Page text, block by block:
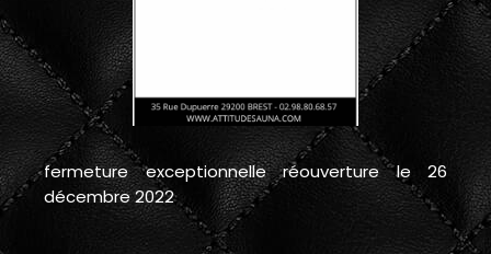
fermeture exceptionnelle réouverture le 26
décembre 2022